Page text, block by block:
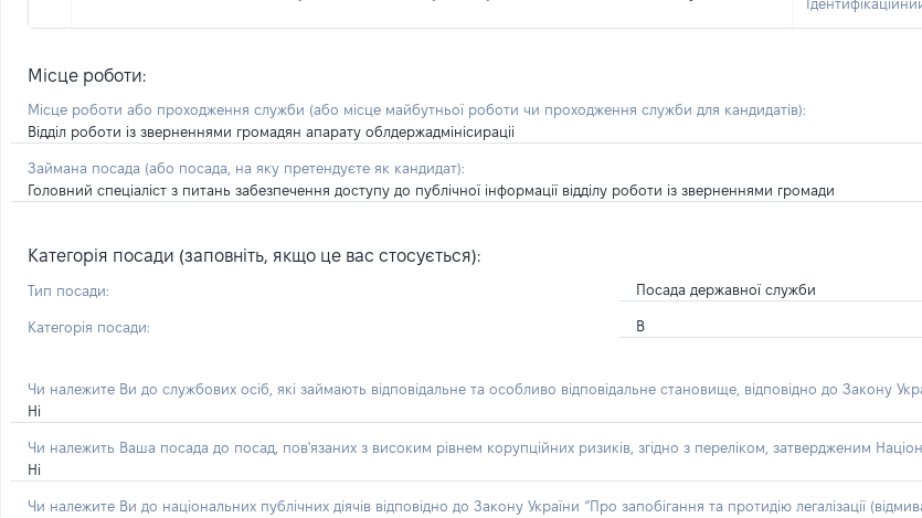
Місце роботи:
Місце роботи або проходження служби (або місце майбутньої роботи чи проходження служби для кандидатів):
Відділ роботи із зверненнями громадян апарату облдержадмінісираціі
Займана посада (або посада, на яку претендуєте як кандидат):
Головний спеціаліст з питань забезпечення доступу до публічної інформації відділу роботи із зверненнями громади
Категорія посади (заповніть, якщо це вас стосується):
Тип посади: Посада державної служби
Категорія посади: В
Чи належите Ви до службових осіб, які займають відповідальне та особливо відповідальне становище, відповідно до Закону
Ні
Чи належить Ваша посада до посад, пов'язаних з високим рівнем корупційних ризиків, згідно з переліком, затвердженим
Ні
Чи належите Ви до національних публічних діячів відповідно до Закону України “Про запобігання та протидію легалізації